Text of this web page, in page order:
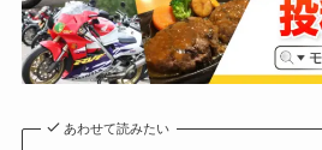
あわせて読みたい